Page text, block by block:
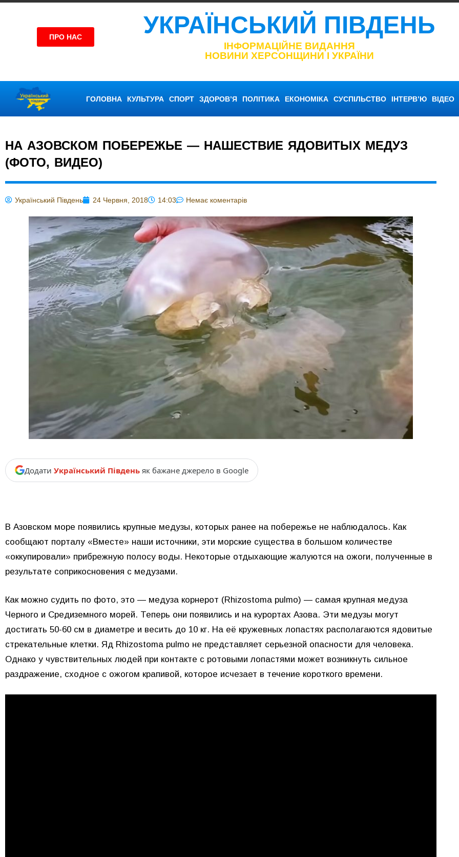
ПРО НАС УКРАЇНСЬКИЙ ПІВДЕНЬ
ІНФОРМАЦІЙНЕ ВИДАННЯ
НОВИНИ ХЕРСОНЩИНИ І УКРАЇНИ
ГОЛОВНА КУЛЬТУРА СПОРТ ЗДОРОВ’Я ПОЛІТИКА ЕКОНОМІКА СУСПІЛЬСТВО ІНТЕРВ’Ю ВІДЕО
НА АЗОВСКОМ ПОБЕРЕЖЬЕ — НАШЕСТВИЕ ЯДОВИТЫХ МЕДУЗ
(ФОТО, ВИДЕО)
Український Південь 24 Червня, 2018 14:03 Немає коментарів
Додати Український Південь як бажане джерело в Google
В Азовском море появились крупные медузы, которых ранее на побережье не наблюдалось. Как
сообщают порталу «Вместе» наши источники, эти морские существа в большом количестве
«оккупировали» прибрежную полосу воды. Некоторые отдыхающие жалуются на ожоги, полученные в
результате соприкосновения с медузами.
Как можно судить по фото, это — медуза корнерот (Rhizostoma pulmo) — самая крупная медуза
Черного и Средиземного морей. Теперь они появились и на курортах Азова. Эти медузы могут
достигать 50-60 см в диаметре и весить до 10 кг. На её кружевных лопастях располагаются ядовитые
стрекательные клетки. Яд Rhizostoma pulmo не представляет серьезной опасности для человека.
Однако у чувствительных людей при контакте с ротовыми лопастями может возникнуть сильное
раздражение, сходное с ожогом крапивой, которое исчезает в течение короткого времени.